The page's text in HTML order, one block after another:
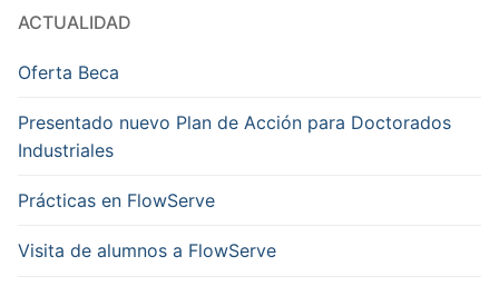
ACTUALIDAD
Oferta Beca
Presentado nuevo Plan de Acción para Doctorados
Industriales
Prácticas en FlowServe
Visita de alumnos a FlowServe